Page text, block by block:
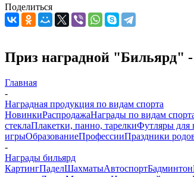
Поделиться
Приз наградной "Бильярд" -
Главная
-
Наградная продукция по видам спорта
НовинкиРаспродажаНаграды по видам
стеклаПлакетки, панно, тарелкиФутляры для
игрыОбразованиеПрофессииПраздники
-
Награды бильярд
КартингПаделШахматыАвтоспортБадминтон